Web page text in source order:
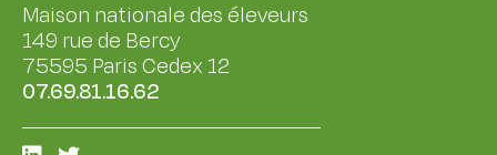
Maison nationale des éleveurs
149 rue de Bercy
75595 Paris Cedex 12
07.69.81.16.62